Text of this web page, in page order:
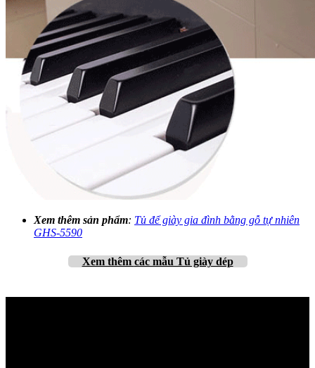
Xem thêm sản phẩm: Tủ để giày gia đình bằng gỗ tự nhiên
GHS-5590
Xem thêm các mẫu Tủ giày dép